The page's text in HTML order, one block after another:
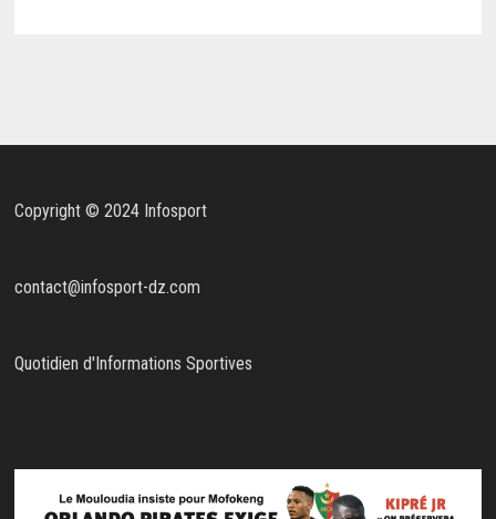
Copyright © 2024 Infosport
contact@infosport-dz.com
Quotidien d'Informations Sportives